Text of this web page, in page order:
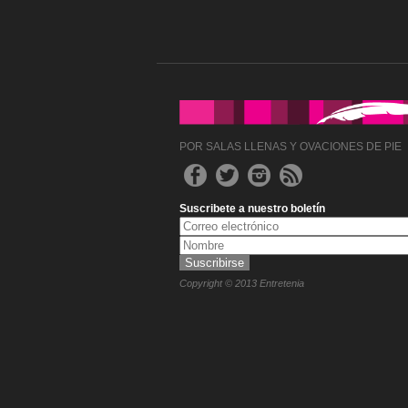
POR SALAS LLENAS Y OVACIONES DE PIE
Suscribete a nuestro boletín
Copyright © 2013 Entretenia